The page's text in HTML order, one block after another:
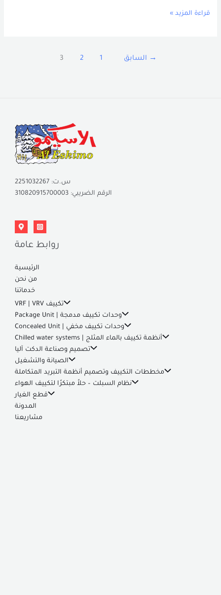
قراءة المزيد »
→ السابق 1
2
3
س.ت: 2251032267
الرقم الضريبي: 310820915700003
روابط عامة
الرئيسية
من نحن
خدماتنا
تكييف VRF | VRV
وحدات تكييف مدمجة | Package Unit
وحدات تكييف مخفي | Concealed Unit
أنظمة تكييف بالماء المثلج | Chilled water systems
تصميم وصناعة الدكت آليا
الصيانة والتشغيل
مخططات التكييف وتصميم أنظمة التبريد المتكاملة
نظام السبلت – حلاً مبتكرًا لتكييف الهواء
قطع الغيار
المدونة
مشاريعنا